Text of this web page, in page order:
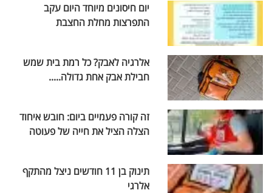
יום חיסונים מיוחד היום עקב
התפרצות מחלת החצבת
אלרגיה לאבק? כל רמת בית שמש
חבילת אבק אחת גדולה.....
זה קורה פעמיים ביום: חובש איחוד
הצלה הציל את חייה של פעוטה
תינוק בן 11 חודשים ניצל מהתקף
אלרגי